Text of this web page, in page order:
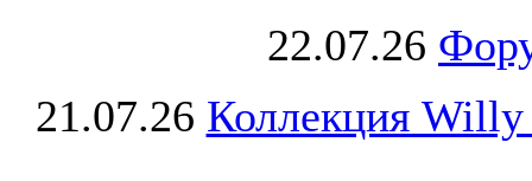
22.07.26
21.07.26 Коллекция Willy